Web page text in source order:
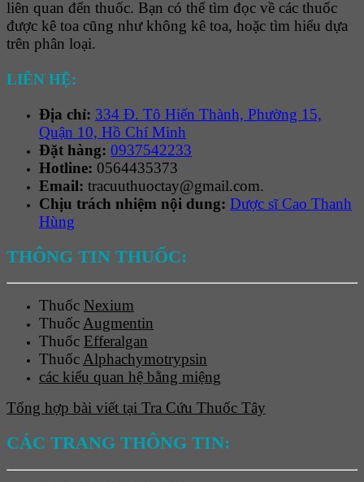
liên quan đến thuốc. Bạn có thể tìm đọc về các thuốc
được kê toa cũng như không kê toa, hoặc tìm hiểu dựa
trên phân loại.
LIÊN HỆ:
Địa chỉ: 334 Đ. Tô Hiến Thành, Phường 15,
Quận 10, Hồ Chí Minh
Đặt hàng: 0937542233
Hotline: 0564435373
Email: tracuuthuoctay@gmail.com.
Chịu trách nhiệm nội dung: Dược sĩ Cao Thanh
Hùng
THÔNG TIN THUỐC:
Thuốc Nexium
ThuốcAugmentin
Thuốc Efferalgan
ThuốcAlphachymotrypsin
các kiểu quan hệ bằng miệng
Tổng hợp bài viết tại Tra Cứu Thuốc Tây
CÁC TRANG THÔNG TIN: